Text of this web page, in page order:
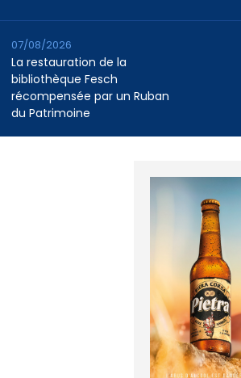
La restauration de la
bibliothèque Fesch
récompensée par un Ruban
du Patrimoine
07/08/2026